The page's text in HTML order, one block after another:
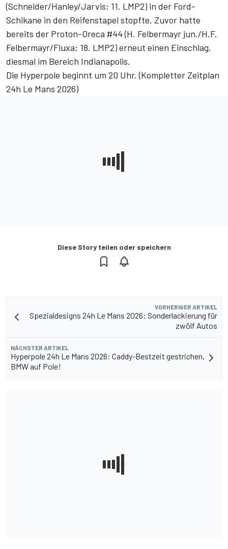
(Schneider/Hanley/Jarvis; 11. LMP2) in der Ford-
Schikane in den Reifenstapel stopfte. Zuvor hatte
bereits der Proton-Oreca #44 (H. Felbermayr jun./H.F.
Felbermayr/Fluxa; 18. LMP2) erneut einen Einschlag,
diesmal im Bereich Indianapolis.
Die Hyperpole beginnt um 20 Uhr. (Kompletter Zeitplan
24h Le Mans 2026)
Diese Story teilen oder speichern
VORHERIGER ARTIKEL
Spezialdesigns 24h Le Mans 2026: Sonderlackierung für
zwölf Autos
NÄCHSTER ARTIKEL
Hyperpole 24h Le Mans 2026: Caddy-Bestzeit gestrichen,
BMW auf Pole!